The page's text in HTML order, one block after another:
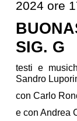
CONTATTI
SOCIAL
2024 ore
SIG. G
testi e
Sandro
con Carlo
e con Andrea